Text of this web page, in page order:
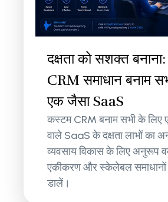
दक्षता को सशक्त
CRM समाधान बनाम
एक जैसा SaaS
कस्टम CRM बनाम सभी के लिए
वाले SaaS के दक्षता लाभों का
व्यवसाय विकास के लिए अनुरूप
एकीकरण और स्केलेबल समाधानों
डालें।